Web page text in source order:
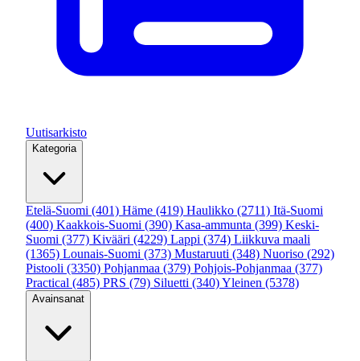
Uutisarkisto
Kategoria
Etelä-Suomi (401) Häme (419) Haulikko (2711) Itä-Suomi
(400) Kaakkois-Suomi (390) Kasa-ammunta (399) Keski-
Suomi (377) Kivääri (4229) Lappi (374) Liikkuva maali
(1365) Lounais-Suomi (373) Mustaruuti (348) Nuoriso (292)
Pistooli (3350) Pohjanmaa (379) Pohjois-Pohjanmaa (377)
Practical (485) PRS (79) Siluetti (340)Yleinen (5378)
Avainsanat